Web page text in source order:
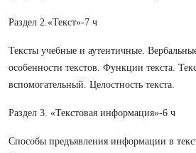
Раздел 2.«Текст»-7 ч
Тексты учебные и аутентичные.
особенности текстов. Функции текста.
вспомогательный. Целостность текста.
Раздел 3. «Текстовая информация»-6 ч
Способы предъявления информации в